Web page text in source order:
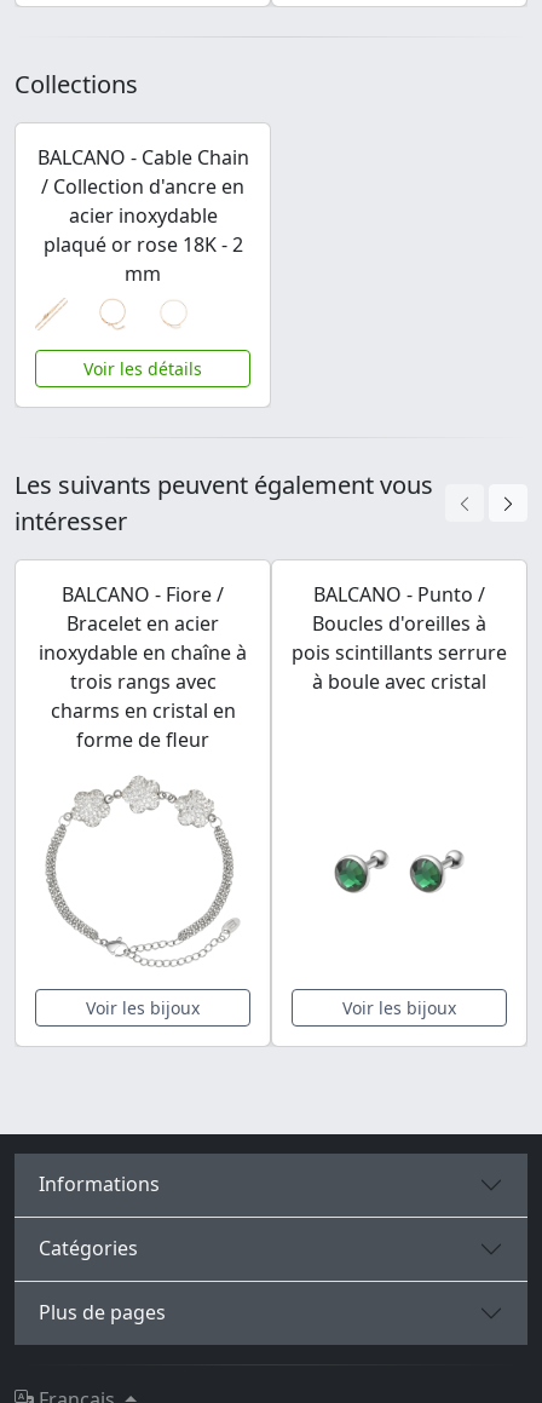
Collections
BALCANO - Cable Chain
/ Collection d'ancre en
acier inoxydable
plaqué or rose 18K - 2
mm
Voir les détails
Les suivants peuvent également vous
intéresser
BALCANO - Fiore /
Bracelet en acier
inoxydable en chaîne à
trois rangs avec
charms en cristal en
forme de fleur
Voir les bijoux
BALCANO - Punto /
Boucles d'oreilles à
pois scintillants serrure
à boule avec cristal
Voir les bijoux
Informations
Catégories
Plus de pages